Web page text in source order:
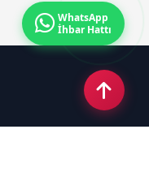
WhatsApp
İhbar Hattı